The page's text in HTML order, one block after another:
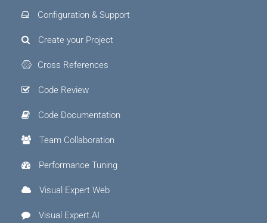
Configuration & Support
Create your Project
Cross References
Code Review
Code Documentation
Team Collaboration
Performance Tuning
Visual Expert Web
Visual Expert.AI